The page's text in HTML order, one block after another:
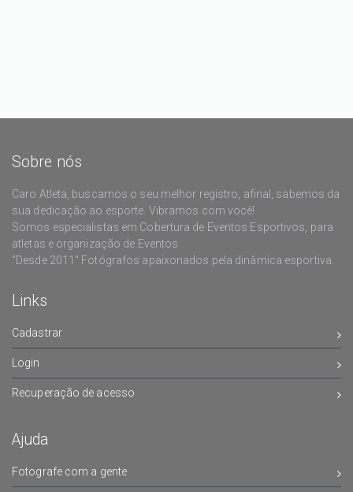
Sobre nós
Caro Atleta, buscamos o seu melhor registro, afinal, sabemos da
sua dedicação ao esporte. Vibramos com você!
Somos especialistas em Cobertura de Eventos Esportivos, para
atletas e organização de Eventos
"Desde 2011" Fotógrafos apaixonados pela dinâmica esportiva.
Links
Cadastrar
Login
Recuperação de acesso
Ajuda
Fotografe com a gente